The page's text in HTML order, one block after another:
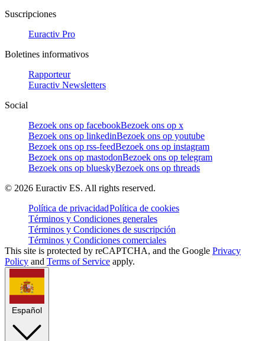
Suscripciones
Euractiv Pro
Boletines informativos
Rapporteur
Euractiv Newsletters
Social
Bezoek ons op facebookBezoek ons op x
Bezoek ons op linkedinBezoek ons op youtube
Bezoek ons op rss-feedBezoek ons op instagram
Bezoek ons op mastodonBezoek ons op telegram
Bezoek ons op blueskyBezoek ons op threads
© 2026 Euractiv ES. All rights reserved.
Política de privacidadPolítica de cookies
Términos y Condiciones generales
Términos y Condiciones de suscripción
Términos y Condiciones comerciales
This site is protected by reCAPTCHA, and the Google Privacy
Policy and Terms of Service apply.
Español